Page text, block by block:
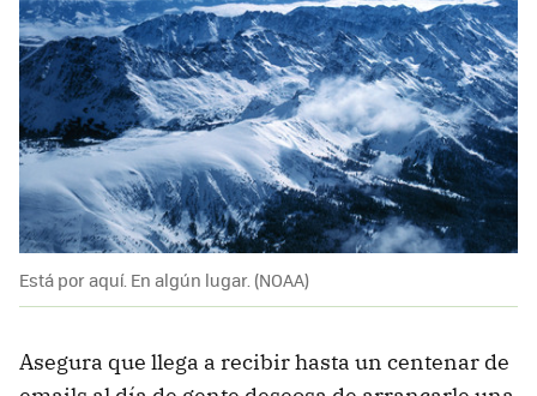
Está por aquí. En algún lugar. (NOAA)
Asegura que llega a recibir hasta un centenar de